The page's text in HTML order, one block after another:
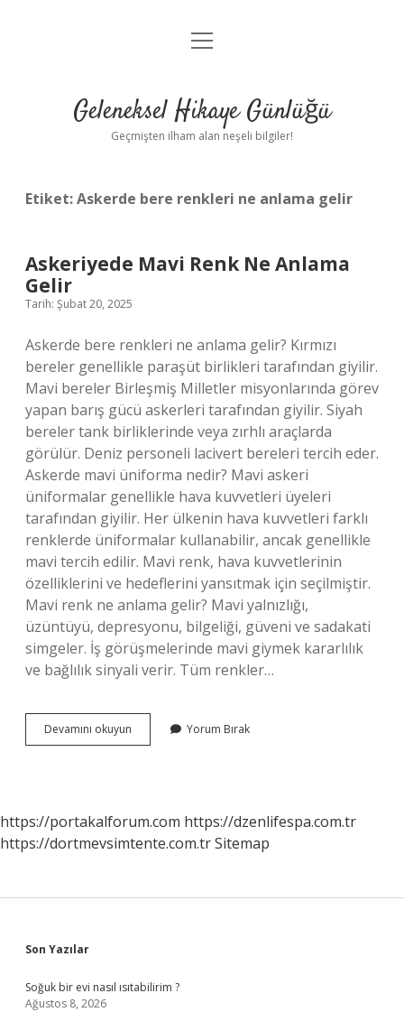
Anasayfa
Yasal Uyarı
menüyü
Geleneksel Hikaye Günlüğü
Geçmişten ilham alan neşeli bilgiler!
Etiket:Askerde bere renkleri ne anlama gelir
Askeriyede Mavi Renk Ne Anlama
Gelir
Tarih: Şubat 20, 2025
Askerde bere renkleri ne anlama gelir? Kırmızı
bereler genellikle paraşüt birlikleri tarafından giyilir.
Mavi bereler Birleşmiş Milletler misyonlarında görev
yapan barış gücü askerleri tarafından giyilir. Siyah
bereler tank birliklerinde veya zırhlı araçlarda
görülür. Deniz personeli lacivert bereleri tercih eder.
Askerde mavi üniforma nedir? Mavi askeri
üniformalar genellikle hava kuvvetleri üyeleri
tarafından giyilir. Her ülkenin hava kuvvetleri farklı
renklerde üniformalar kullanabilir, ancak genellikle
mavi tercih edilir. Mavi renk, hava kuvvetlerinin
özelliklerini ve hedeflerini yansıtmak için seçilmiştir.
Mavi renk ne anlama gelir? Mavi yalnızlığı,
üzüntüyü, depresyonu, bilgeliği, güveni ve sadakati
simgeler. İş görüşmelerinde mavi giymek kararlılık
ve bağlılık sinyali verir. Tüm renkler…
Devamını okuyun Askeriyede
Mavi
Yorum Bırak
https://portakalforum.com https://dzenlifespa.com.tr
https://dortmevsimtente.com.trSitemap
Sidebar
Son Yazılar
Soğuk bir evi nasıl ısıtabilirim ?
Ağustos 8, 2026